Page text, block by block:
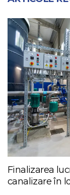
Finalizarea
canalizare în